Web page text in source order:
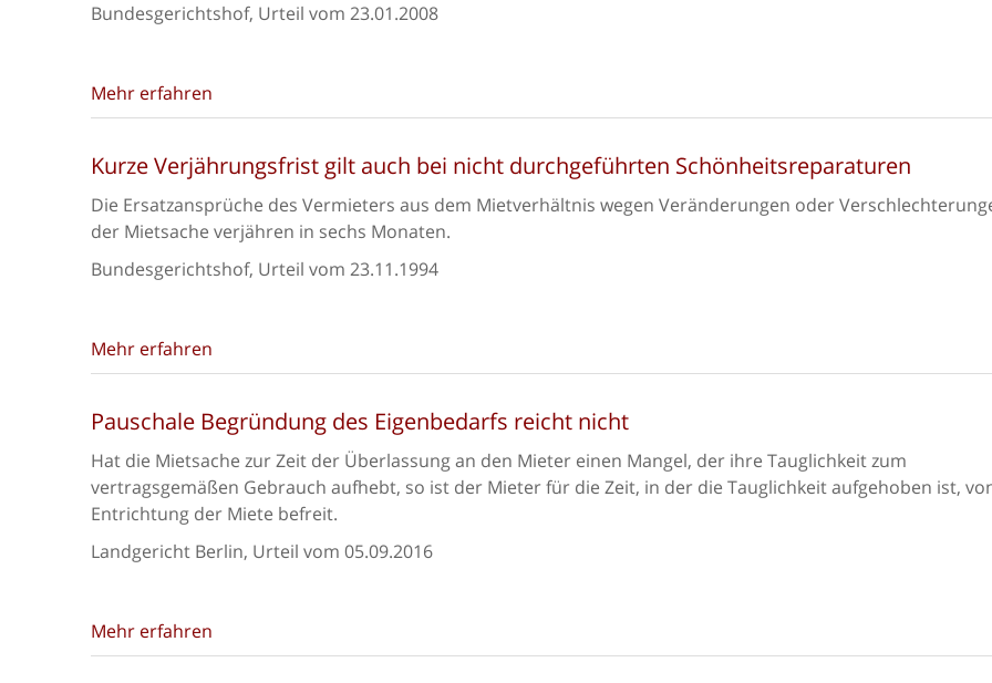
Bundesgerichtshof, Urteil vom 23.01.2008
Mehr erfahren
Kurze Verjährungsfrist gilt auch bei nicht durchgeführten Schönheitsreparaturen
Die Ersatzansprüche des Vermieters aus dem Mietverhältnis wegen Veränderungen oder
der Mietsache verjähren in sechs Monaten.
Bundesgerichtshof, Urteil vom 23.11.1994
Mehr erfahren
Pauschale Begründung des Eigenbedarfs reicht nicht
Hat die Mietsache zur Zeit der Überlassung an den Mieter einen Mangel, der ihre Tauglichkeit zum
vertragsgemäßen Gebrauch aufhebt, so ist der Mieter für die Zeit, in der die Tauglichkeit aufgehoben ist,
Entrichtung der Miete befreit.
Landgericht Berlin, Urteil vom 05.09.2016
Mehr erfahren